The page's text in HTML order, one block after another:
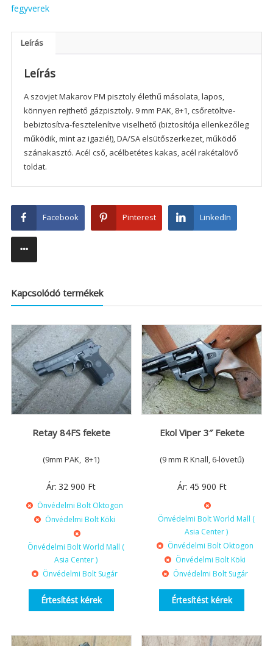
fegyverek
Leírás
Leírás
A szovjet Makarov PM pisztoly élethű másolata, lapos,
könnyen rejthető gázpisztoly. 9 mm PAK, 8+1, csőretöltve-
bebiztosítva-fesztelenítve viselhető (biztosítója ellenkezőleg
működik, mint az igazié!), DA/SA elsütőszerkezet, működő
szánakasztó. Acél cső, acélbetétes kakas, acél rakétalövő
toldat.
Facebook Pinterest LinkedIn
Kapcsolódó termékek
Retay 84FS fekete
(9mm PAK, 8+1)
Ár: 32 900 Ft
Önvédelmi Bolt Oktogon
Önvédelmi Bolt Köki
Önvédelmi Bolt World Mall (
Asia Center )
Önvédelmi Bolt Sugár
Értesítést kérek
Ekol Viper 3″ Fekete
(9 mm R Knall, 6-lövetű)
Ár: 45 900 Ft
Önvédelmi Bolt World Mall (
Asia Center )
Önvédelmi Bolt Oktogon
Önvédelmi Bolt Köki
Önvédelmi Bolt Sugár
Értesítést kérek